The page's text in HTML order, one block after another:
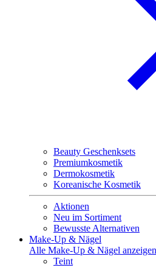
Beauty Geschenksets
Premiumkosmetik
Dermokosmetik
Koreanische Kosmetik
Aktionen
Neu im Sortiment
Bewusste Alternativen
Make-Up & Nägel
Alle Make-Up & Nägel anzeigen
Teint